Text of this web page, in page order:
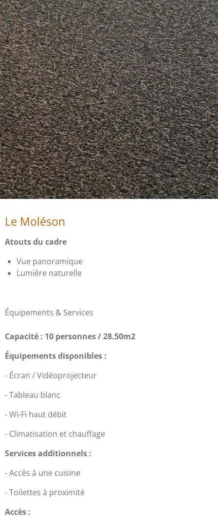
Le Moléson
Atouts du cadre
Vue panoramique
Lumière naturelle
Équipements & Services
Capacité : 10 personnes / 28.50m2
Équipements disponibles :
- Écran / Vidéoprojecteur
- Tableau blanc
- Wi-Fi haut débit
- Climatisation et chauffage
Services additionnels :
- Accès à une cuisine
- Toilettes à proximité
Accès :